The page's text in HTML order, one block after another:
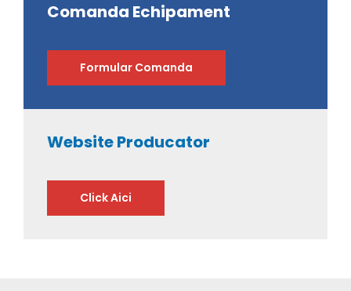
Comanda Echipament
Formular Comanda
Website Producator
Click Aici